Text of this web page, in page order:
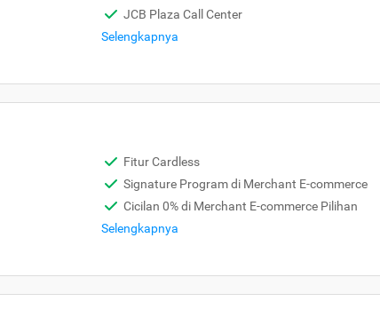
JCB Plaza Call Center
Selengkapnya
Fitur Cardless
Signature Program di Merchant E-commerce
Cicilan 0% di Merchant E-commerce Pilihan
Selengkapnya